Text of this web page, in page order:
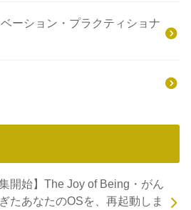
ーション・プラクティショナ
開始】The Joy of Being・がん
たあなたのOSを、再起動しま